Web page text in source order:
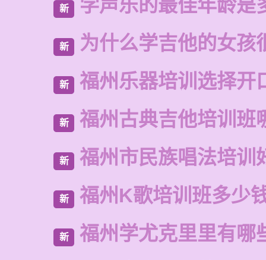
新 学声乐的最佳年龄是
新 为什么学吉他的女孩
新 福州乐器培训选择开
新 福州古典吉他培训班
新 福州市民族唱法培训
新 福州K歌培训班多少
新 福州学尤克里里有哪